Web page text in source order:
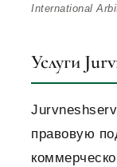
International
Услуги
правовую